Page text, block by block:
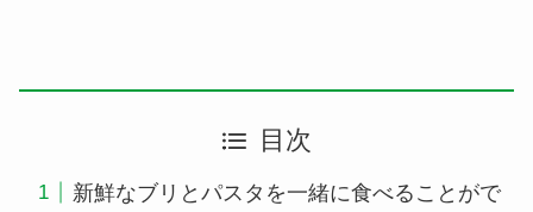
目次
新鮮なブリとパスタを一緒に食べることがで